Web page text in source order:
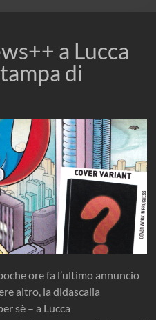
a Lucca
di
ore fa l’ultimo annuncio
altro, la didascalia
sè – a Lucca